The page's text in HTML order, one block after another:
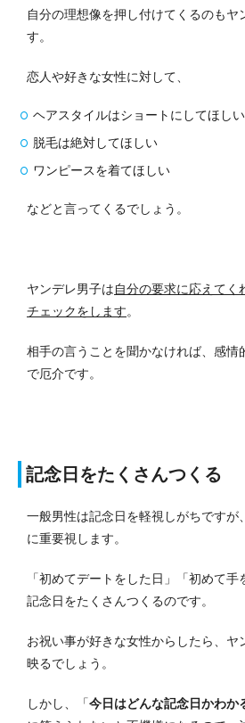
自分の理想像を押し付けてくるのもヤ
す。
恋人や好きな女性に対して、
ヘアスタイルはショートにしてほしい
脱毛は絶対してほしい
ワンピースを着てほしい
などと言ってくるでしょう。
ヤンデレ男子は自分の要求に応えてく
チェックをします。
相手の言うことを聞かなければ、感情
で厄介です。
記念日をたくさんつくる
一般男性は記念日を軽視しがちですが
に重要視します。
「初めてデートをした日」「初めて手
記念日をたくさんつくるのです。
お祝い事が好きな女性からしたら、ヤ
映るでしょう。
しかし、「今日はどんな記念日かわか